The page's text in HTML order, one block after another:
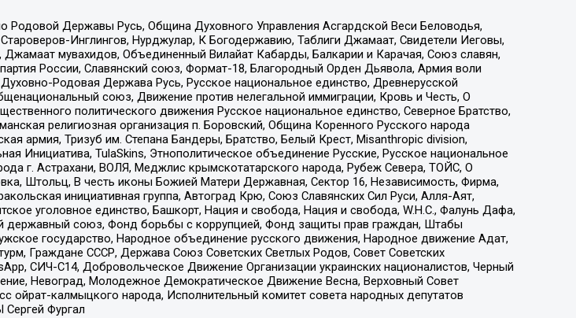
Родовой Державы Русь, Община Духовного Управления Асгардской Веси Беловодья,
Инглингов, Нурджулар, К Богодержавию, Таблиги Джамаат, Свидетели Иеговы,
мувахидов, Объединенный Вилайат Кабарды, Балкарии и Карачая, Союз славян,
России, Славянский союз, Формат-18, Благородный Орден Дьявола, Армия воли
Родовая Держава Русь, Русское национальное единство, Древнерусской
союз, Движение против нелегальной иммиграции, Кровь и Честь, О
политического движения Русское национальное единство, Северное Братство,
религиозная организация п. Боровский, Община Коренного Русского народа
армия, Тризуб им. Степана Бандеры, Братство, Белый Крест, Misanthropic division,
Инициатива, TulaSkins, Этнополитическое объединение Русские, Русское национальное
г. Астрахани, ВОЛЯ, Меджлис крымскотатарского народа, Рубеж Севера, ТОЙС, О
Штольц, В честь иконы Божией Матери Державная, Сектор 16, Независимость, Фирма,
инициативная группа, Автоград Крю, Союз Славянских Сил Руси, Алля-Аят,
уголовное единство, Башкорт, Нация и свобода, Нация и свобода, W.H.С., Фалунь Дафа,
державный союз, Фонд борьбы с коррупцией, Фонд защиты прав граждан, Штабы
государство, Народное объединение русского движения, Народное движение Адат,
Граждане СССР, Держава Союз Советских Светлых Родов, Совет Советских
СИЧ-С14, Добровольческое Движение Организации украинских националистов, Черный
Невоград, Молодежное Демократическое Движение Весна, Верховный Совет
ойрат-калмыцкого народа, Исполнительный комитет совета народных депутатов
Фургал